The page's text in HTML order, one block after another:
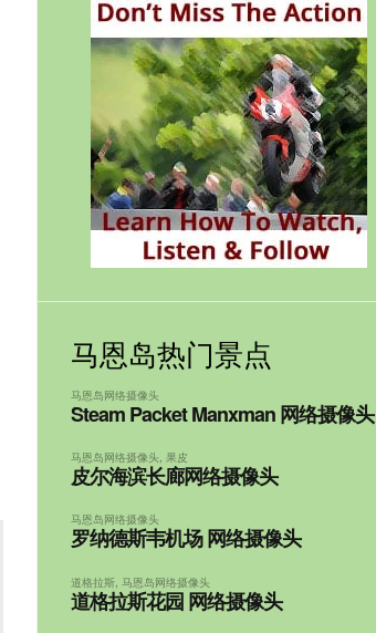
马恩岛热门景点
马恩岛网络摄像头
Steam Packet Manxman 网络摄像头
马恩岛网络摄像头,果皮
皮尔海滨长廊网络摄像头
马恩岛网络摄像头
罗纳德斯韦机场 网络摄像头
道格拉斯 ,马恩岛网络摄像头
道格拉斯花园 网络摄像头